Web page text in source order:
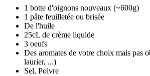
1 botte d'oignons nouveaux (~600g)
1 pâte feuilletée ou brisée
De l'huile
25cL de crème liquide
3 oeufs
Des aromates de votre choix mais pas
laurier, ...)
Sel, Poivre